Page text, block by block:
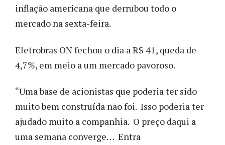
inflação americana que derrubou todo o
mercado na sexta-feira.
Eletrobras ON fechou o dia a R$ 41, queda de
4,7%, em meio a um mercado pavoroso.
“Uma base de acionistas que poderia ter sido
muito bem construída não foi. Isso poderia ter
ajudado muito a companhia. O preço daqui a
uma semana converge… Entra